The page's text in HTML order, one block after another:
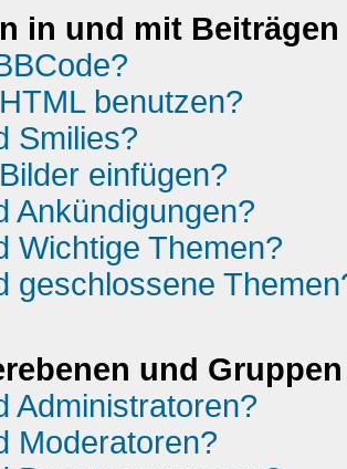
in und mit
benutzen?
Smilies?
einfügen?
Ankündigungen?
Wichtige Themen?
geschlossene
und Gruppen
Administratoren?
Moderatoren?